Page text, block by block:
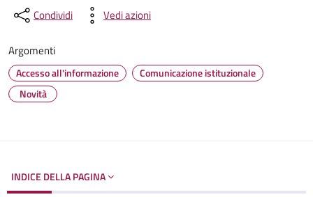
Condividi Vedi azioni
Argomenti
Accesso all'informazione
Comunicazione istituzionale
Novità
INDICE DELLA PAGINA